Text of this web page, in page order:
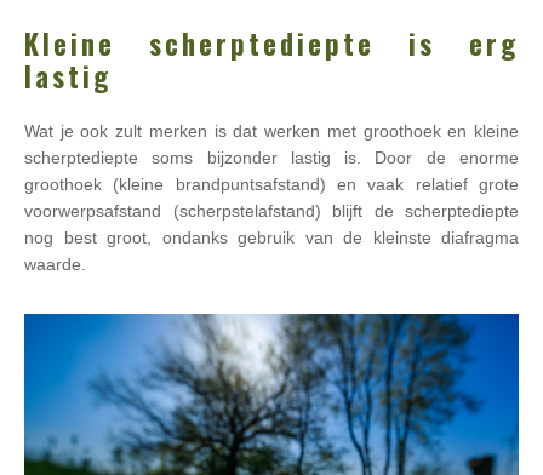
Kleine scherptediepte is erg
lastig
Wat je ook zult merken is dat werken met groothoek en kleine
scherptediepte soms bijzonder lastig is. Door de enorme
groothoek (kleine brandpuntsafstand) en vaak relatief grote
voorwerpsafstand (scherpstelafstand) blijft de scherptediepte
nog best groot, ondanks gebruik van de kleinste diafragma
waarde.